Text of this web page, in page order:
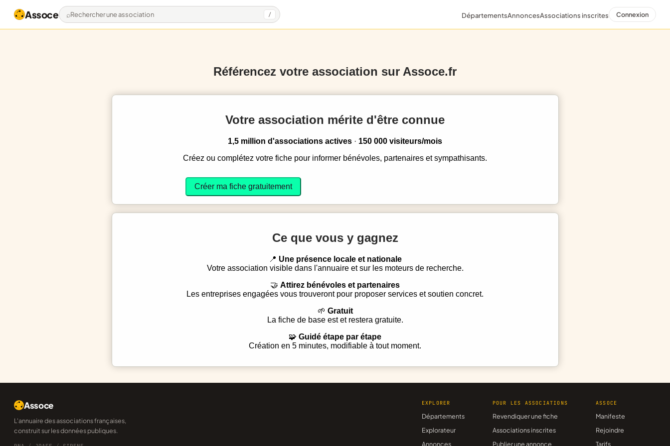
Assoce Rechercher une association / DépartementsAnnoncesAssociations inscrites Connexion
Référencez votre association sur Assoce.fr
Votre association mérite d'être connue
1,5 million d'associations actives · 150 000 visiteurs/mois
Créez ou complétez votre fiche pour informer bénévoles, partenaires et sympathisants.
Créer ma fiche gratuitement
Ce que vous y gagnez
Une présence locale et nationale
Votre association visible dans l'annuaire et sur les moteurs de recherche.
Attirez bénévoles et partenaires
Les entreprises engagées vous trouveront pour proposer services et soutien concret.
Gratuit
La fiche de base est et restera gratuite.
Guidé étape par étape
Création en 5 minutes, modifiable à tout moment.
Assoce
L'annuaire des associations françaises,
construit sur les données publiques.
EXPLORER
Départements
Explorateur
Annonces
POUR LES ASSOCIATIONS
Revendiquer une fiche
Associations inscrites
Publier une annonce
ASSOCE
Manifeste
Rejoindre
Tarifs